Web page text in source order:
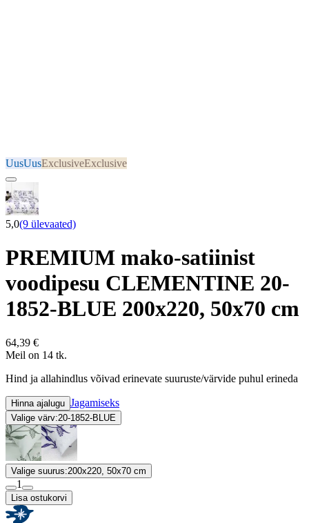
UusUusExclusiveExclusive
5,0(9 ülevaated)
PREMIUM mako-satiinist
voodipesu CLEMENTINE 20-
1852-BLUE 200x220, 50x70 cm
64,39 €
Meil on 14 tk.
Hind ja allahindlus võivad erinevate suuruste/värvide puhul erineda
Hinna ajalugu Jagamiseks
Valige värv:20-1852-BLUE
Valige suurus:200x220, 50x70 cm
1
Lisa ostukorvi